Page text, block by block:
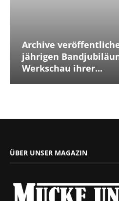
Archive
jährigen
Werkschau ihrer...
ÜBER UNSER MAGAZIN